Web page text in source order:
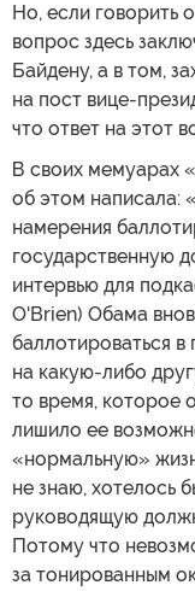
Но, если говорить
вопрос здесь
Байдену, а в том,
на пост вице-
что ответ на этот
В своих мемуарах
об этом написала:
намерения
государственную
интервью для
O'Brien) Обама
баллотироваться в
на какую-либо
то время, которое
лишило ее
«нормальную»
не знаю, хотелось
руководящую
Потому что
за тонированным